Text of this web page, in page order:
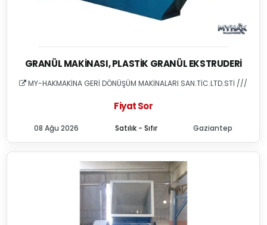
GRANÜL MAKINASI, PLASTIK GRANÜL EKSTRUDERI
MY-HAKMAKİNA GERİ DÖNÜŞÜM MAKİNALARI SAN.TİC.LTD.STİ ///
Fiyat Sor
Satılık - Sıfır
08 Ağu 2026 Gaziantep